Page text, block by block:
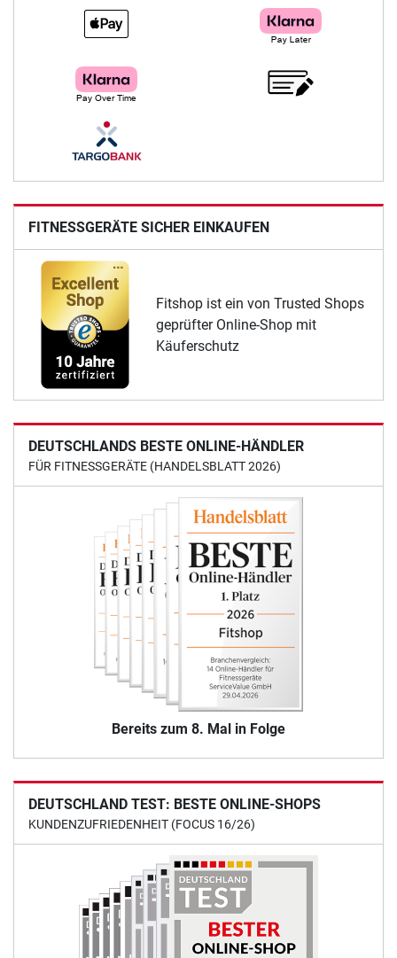
FITNESSGERÄTE SICHER EINKAUFEN
Fitshop ist ein von Trusted Shops
geprüfter Online-Shop mit
Käuferschutz
DEUTSCHLANDS BESTE ONLINE-HÄNDLER
FÜR FITNESSGERÄTE (HANDELSBLATT 2026)
Bereits zum 8. Mal in Folge
DEUTSCHLAND TEST: BESTE ONLINE-SHOPS
KUNDENZUFRIEDENHEIT (FOCUS 16/26)